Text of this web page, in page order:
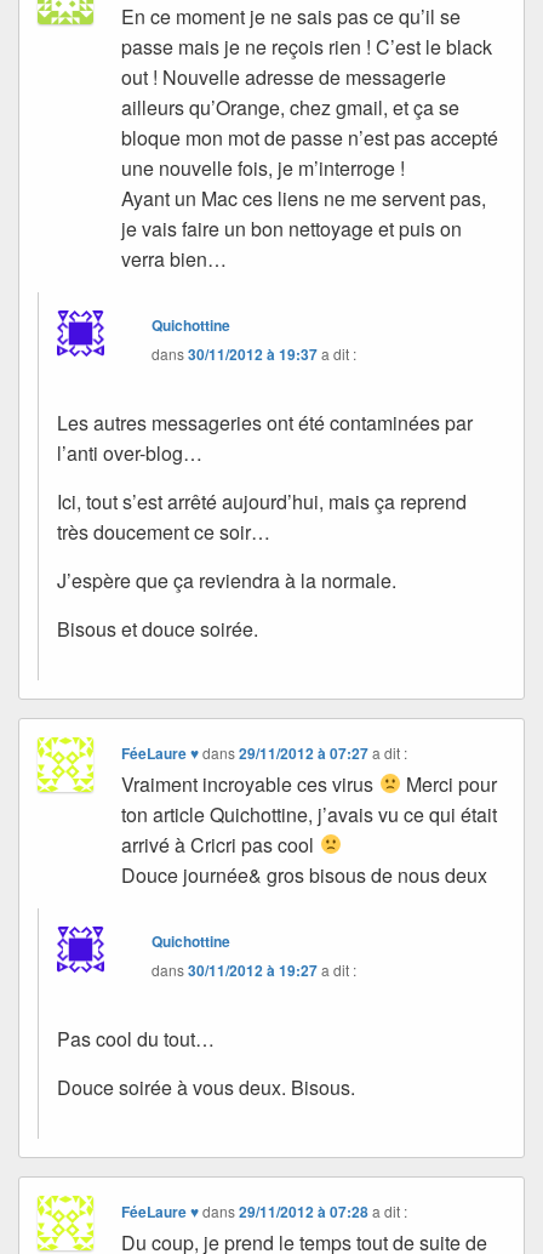
En ce moment je ne sais pas ce qu’il se
passe mais je ne reçois rien ! C’est le black
out ! Nouvelle adresse de messagerie
ailleurs qu’Orange, chez gmail, et ça se
bloque mon mot de passe n’est pas accepté
une nouvelle fois, je m’interroge !
Ayant un Mac ces liens ne me servent pas,
je vais faire un bon nettoyage et puis on
verra bien…
Quichottine
dans30/11/2012 à 19:37a dit :
Les autres messageries ont été contaminées par
l’anti over-blog…
Ici, tout s’est arrêté aujourd’hui, mais ça reprend
très doucement ce soir…
J’espère que ça reviendra à la normale.
Bisous et douce soirée.
FéeLaure ♥dans29/11/2012 à 07:27 a dit :
Vraiment incroyable ces virus
Merci pour
ton article Quichottine, j’avais vu ce qui était
arrivé à Cricri pas cool
Douce journée& gros bisous de nous deux
Quichottine
dans30/11/2012 à 19:27a dit :
Pas cool du tout…
Douce soirée à vous deux. Bisous.
FéeLaure ♥dans29/11/2012 à 07:28 a dit :
Du coup, je prend le temps tout de suite de